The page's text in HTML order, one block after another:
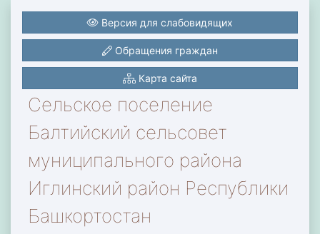
Сельское поселение
Балтийский сельсовет
муниципального района
Иглинский район Республики
Башкортостан
Версия для слабовидящих
Обращения граждан
Карта сайта